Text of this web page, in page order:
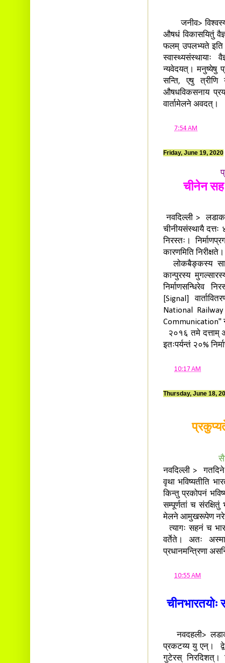
जनीव> विश्वस्य
औषधं विकासयितुं
फलम् उपलभ्यते इति
स्वास्थ्यसंस्थायाः
न्यवेदयत्। मनुष्येषु
सन्ति, एषु त्रीणि
औषधविकसनाय
वार्तामेलने अवदत्।
7:54 AM
Friday, June 19, 2020
चीनेन सह
नवदिल्ली >
चीनीयसंस्थायै दत्तः
निरस्तः।
कारणमिति
लोकबैङ्कस्य
कान्पुरस्य
निर्माणसन्धिरेव
[Signal]
National
Communication"
२०१६ तमे दत्ताम्
इतःपर्यन्तं २०%
10:17 AM
Thursday, June 18,
नवदिल्ली > गतदिने
वृथा भविष्यतीति
किन्तु प्रकोपनं
सम्पूर्णतां च संरक्षितुं
मेलने आमुखरूपेण
त्यागः सहनं च
वर्तेते। अतः
प्रधानमन्त्रिणा
10:55 AM
चीनभारतयोः
नवदहली> लडाक्
प्रकटय्य यु एन्। द्वे
गुटेरस् निरदिशत्।